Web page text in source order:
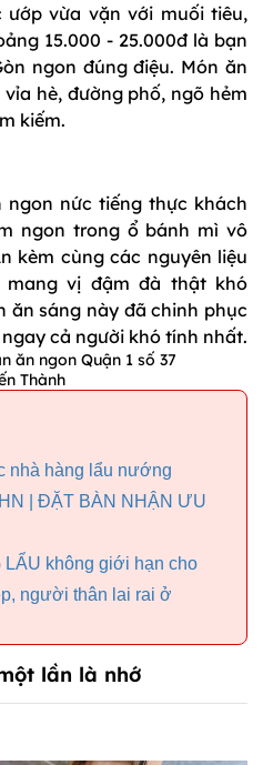
vừa vặn với muối tiêu,
15.000 - 25.000đ là bạn
ngon đúng điệu. Món ăn
hè, đường phố, ngõ hẻm
kiếm.
nức tiếng thực khách
ngon trong ổ bánh mì vô
kèm cùng các nguyên liệu
mang vị đậm đà thật khó
ăn sáng này đã chinh phục
cả người khó tính nhất.
ăn ngon Quận 1 số 37
Thành
nhà hàng lẩu nướng
| ĐẶT BÀN NHẬN ƯU
không giới hạn cho
người thân lai rai ở
lần là nhớ